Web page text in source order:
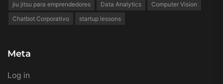
jiu jitsu para emprendedores
Data Analytics
Computer Vision
Chatbot Corporativo
startup lessons
Meta
Log in